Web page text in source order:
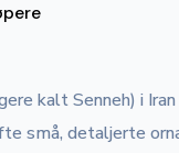
kalt Senneh) i
små, detaljerte